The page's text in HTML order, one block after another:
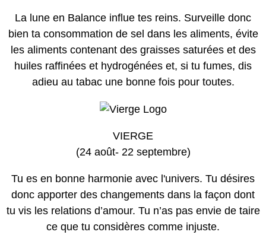
La lune en Balance influe tes reins. Surveille donc
bien ta consommation de sel dans les aliments, évite
les aliments contenant des graisses saturées et des
huiles raffinées et hydrogénées et, si tu fumes, dis
adieu au tabac une bonne fois pour toutes.
VIERGE
(24 août- 22 septembre)
Tu es en bonne harmonie avec l'univers. Tu désires
donc apporter des changements dans la façon dont
tu vis les relations d’amour. Tu n’as pas envie de taire
ce que tu considères comme injuste.